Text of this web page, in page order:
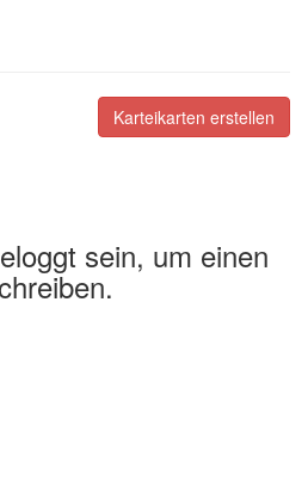
Karteikarten erstellen
sein, um einen